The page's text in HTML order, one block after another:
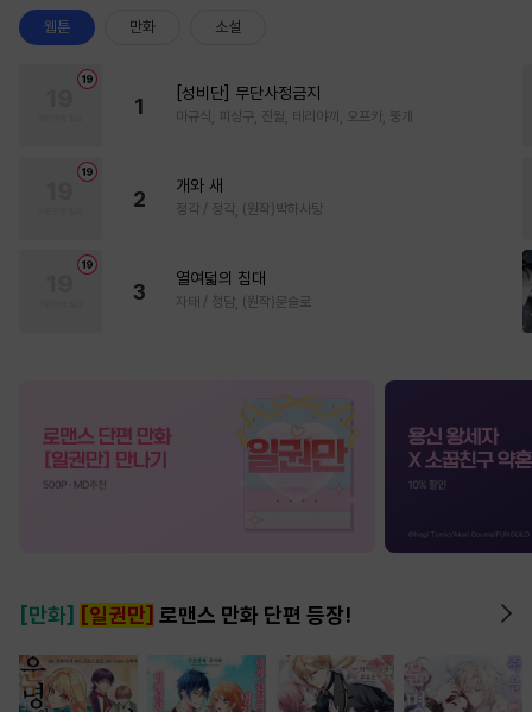
웹툰 만화 소설
1
[성비단] 무단사정금지
마규식, 피상구, 진월, 테리야끼, 오프카, 뚱개
2
개와 새
정각 / 정각, (원작)박하사탕
3
열여덟의 침대
자태 / 청담, (원작)문슬로
[만화] [일권만] 로맨스 만화 단편 등장!